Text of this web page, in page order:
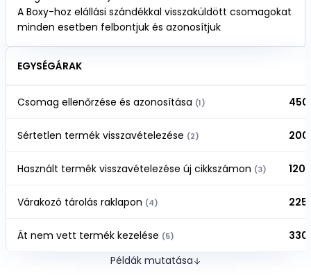
A Boxy-hoz elállási szándékkal visszaküldött csomagokat
minden esetben felbontjuk és azonosítjuk
EGYSÉGÁRAK
Csomag ellenőrzése és azonosítása (1) 450
Sértetlen termék visszavételezése (2) 200
Használt termék visszavételezése új cikkszámon (3) 120
Várakozó tárolás raklapon (4) 225
Át nem vett termék kezelése (5)
330
Példák mutatása